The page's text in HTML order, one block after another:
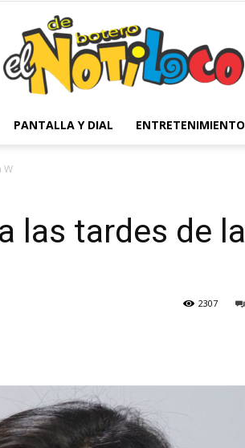
PANTALLA Y DIAL ENTRETENIMIENTO
W
las tardes de la
2307